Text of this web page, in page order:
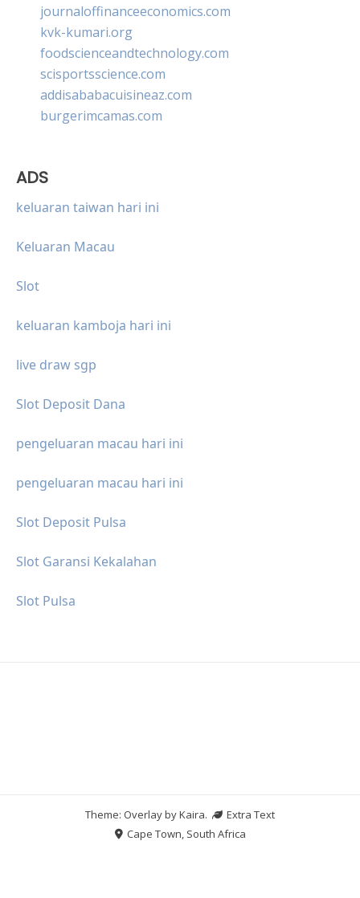
journaloffinanceeconomics.com
kvk-kumari.org
foodscienceandtechnology.com
scisportsscience.com
addisababacuisineaz.com
burgerimcamas.com
ADS
keluaran taiwan hari ini
Keluaran Macau
Slot
keluaran kamboja hari ini
live draw sgp
Slot Deposit Dana
pengeluaran macau hari ini
pengeluaran macau hari ini
Slot Deposit Pulsa
Slot Garansi Kekalahan
Slot Pulsa
Theme: Overlay byKaira.
Extra Text
Cape Town, South Africa